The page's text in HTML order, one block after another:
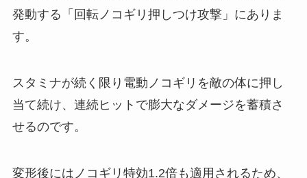
発動する「回転ノコギリ押しつけ攻撃」にありま
す。
スタミナが続く限り電動ノコギリを敵の体に押し
当て続け、連続ヒットで膨大なダメージを蓄積さ
せるのです。
変形後にはノコギリ特効1.2倍も適用されるため、